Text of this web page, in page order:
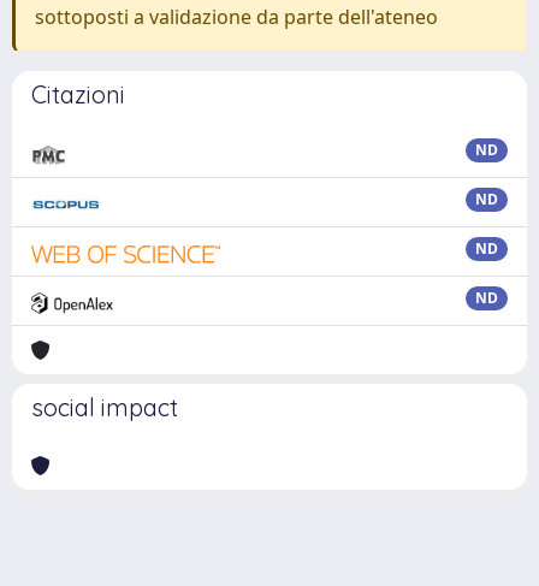
sottoposti a validazione da parte dell'ateneo
Citazioni
ND
ND
ND
ND
social impact